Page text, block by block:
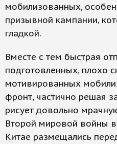
мобилизованных,
призывной кампании,
гладкой.
Вместе с тем быстрая
подготовленных, плохо
мотивированных
фронт, частично решая
рисует довольно
Второй мировой войны
Китае размещались